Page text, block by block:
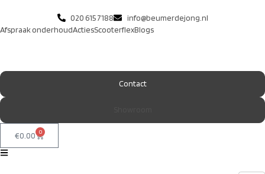
020 615 7188
info@beumerdejong.nl
Afspraak onderhoudActiesScooterflexBlogs
Contact
€0.00 0